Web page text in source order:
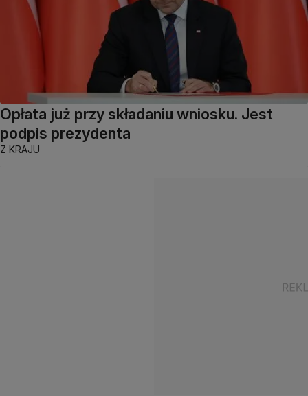
Opłata już przy składaniu wniosku. Jest
podpis prezydenta
Z KRAJU